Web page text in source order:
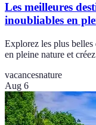
Les meilleures
inoubliables en
Explorez les plus belles
en pleine nature et
vacancesnature
Aug 6